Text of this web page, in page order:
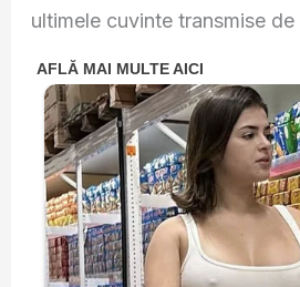
ultimele cuvinte transmise de